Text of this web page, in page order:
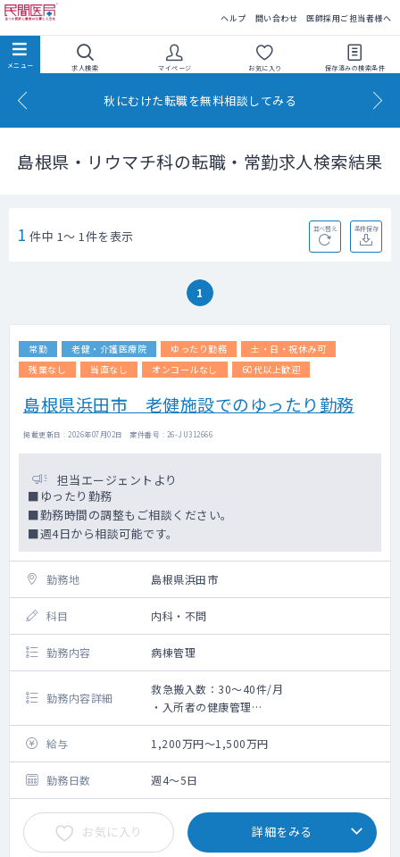
ヘルプ 問い合わせ 医師採用ご担当者様へ
求人検索 マイページ お気に入り 保存済みの検索条件
秋にむけた転職を無料相談してみる
島根県・リウマチ科の転職・常勤求人検索結果
1 件中 1～ 1件を表示 並べ替え 条件保存
1
常勤 老健・介護医療院 ゆったり勤務
土・日・祝休み可
残業なし
当直なし オンコールなし 60代以上歓迎
島根県浜田市 老健施設でのゆったり勤務
掲載更新日 : 2026年07月02日 案件番号 : 26-JU312666
担当エージェントより
■ゆったり勤務
■勤務時間の調整もご相談ください。
■週4日から相談可能です。
勤務地 島根県浜田市
科目 内科・不問
勤務内容 病棟管理
勤務内容詳細
救急搬入数：30～40件/月
・入所者の健康管理
・通所リハビリ利用者の診察
・リハビリ計画への関与及び指導
・死亡診断書作成業務
・施設ベッド100床
給与 1,200万円～1,500万円
勤務日数 週4～5日
お気に入り 詳細をみる